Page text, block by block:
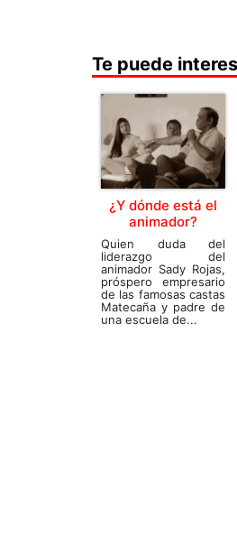
Te puede
¿Y dónde está el
animador?
Quien duda del
liderazgo del
animador Sady Rojas,
próspero empresario
de las famosas castas
Matecaña y padre de
una escuela de...